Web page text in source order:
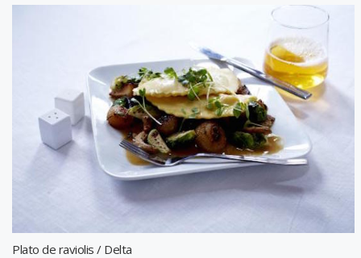
Plato de raviolis / Delta